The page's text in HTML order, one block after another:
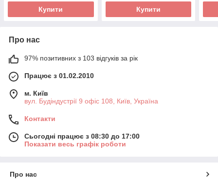
Купити Купити
Про нас
97% позитивних з 103 відгуків за рік
Працює з 01.02.2010
м. Київ
вул. Будіндустрії 9 офіс 108, Київ, Україна
Контакти
Сьогодні працює з 08:30 до 17:00
Показати весь графік роботи
Про нас